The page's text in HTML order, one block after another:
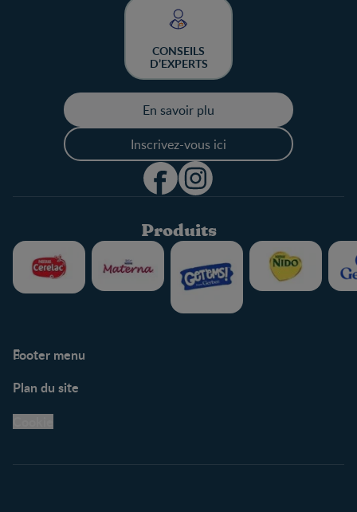
CONSEILS
D’EXPERTS
En savoir plu
Inscrivez-vous ici
Produits
Footer menu
Centre de soutien
Avis légaux
Protection des
Plan du site